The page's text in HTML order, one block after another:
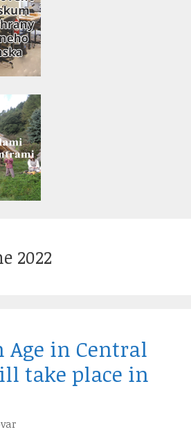
2022
Age in Central
take place in